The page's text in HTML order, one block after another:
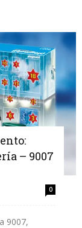
– 9007
0
9007,